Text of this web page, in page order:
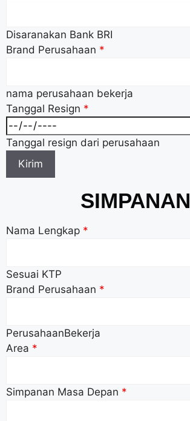
Disaranakan Bank BRI
Brand Perusahaan *
nama perusahaan bekerja
Tanggal Resign *
Tanggal resign dari perusahaan
SIMPANAN
Nama Lengkap *
Sesuai KTP
Brand Perusahaan *
PerusahaanBekerja
Area *
Simpanan Masa Depan *